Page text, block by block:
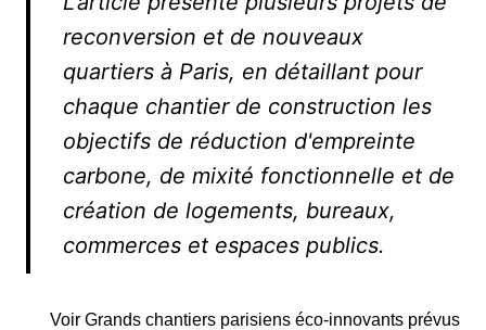
reconversion et de nouveaux
quartiers à Paris, en détaillant pour
chaque chantier de construction les
objectifs de réduction d'empreinte
carbone, de mixité fonctionnelle et de
création de logements, bureaux,
commerces et espaces publics.
Voir Grands chantiers parisiens éco-innovants prévus